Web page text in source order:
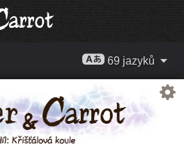
69 jazyků